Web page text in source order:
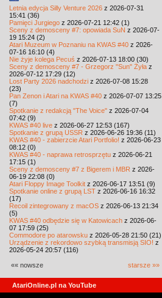
Letnia edycja Silly Venture 2026 z 2026-07-31
15:41 (36)
Pamięci Jurgiego z 2026-07-21 12:42 (1)
Sceny z demosceny #7: opowiada SuN z 2026-07-
19 15:24 (2)
Atari Muzeum w Poznaniu na KWAS #40 z 2026-
07-16 16:10 (4)
Nie żyje kolega Pecuś z 2026-07-13 18:00 (30)
Sceny z demosceny #7 - Grzegorz "Sun" Żyła z
2026-07-12 17:29 (12)
Lost Party 2026 nadchodzi z 2026-07-08 15:28
(23)
Pan Zenon i Atari na KWAS #40 z 2026-07-07 13:25
(7)
Spotkanie z redakcją "The Voice" z 2026-07-04
07:42 (9)
KWAS #40 live z 2026-06-27 12:53 (167)
Spotkanie z grupą USSR z 2026-06-26 19:36 (11)
KWAS #40 - zabierzcie Atari Portfolio! z 2026-06-23
08:12 (0)
KWAS #40 - naprawa retrosprzętu z 2026-06-21
17:15 (1)
Sceny z demosceny #7 z Bigerem i MBR z 2026-
06-19 22:08 (0)
Atari Floppy Image Toolkit z 2026-06-17 13:51 (9)
Spotkanie online z grupą LST z 2026-06-16 16:32
(17)
Recoil zintegrowany z macOS z 2026-06-13 21:34
(5)
KWAS #40 odbędzie się w Katowicach z 2026-06-
07 17:59 (25)
Commodore po atarowsku z 2026-05-28 21:50 (21)
Urządzenie z rekordowo szybką transmisją SIO! z
2026-05-24 20:57 (116)
«« nowsze starsze »»
AtariOnline.pl na YouTube